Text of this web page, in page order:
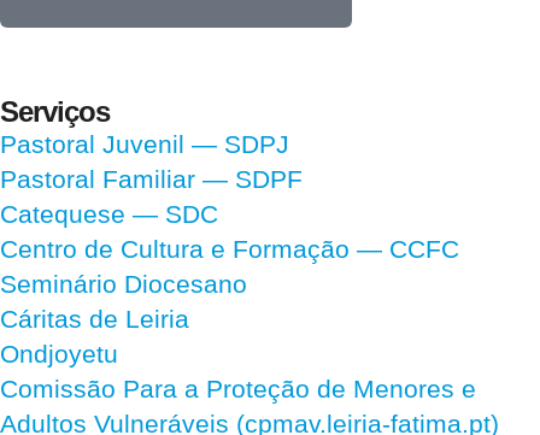
Serviços
Pastoral Juvenil — SDPJ
Pastoral Familiar — SDPF
Catequese — SDC
Centro de Cultura e Formação — CCFC
Seminário Diocesano
Cáritas de Leiria
Ondjoyetu
Comissão Para a Proteção de Menores e
Adultos Vulneráveis (cpmav.leiria-fatima.pt)